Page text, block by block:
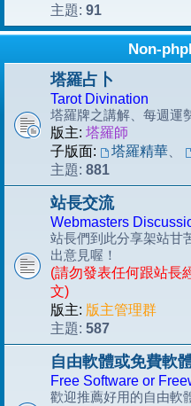
主題: 91
Non-
塔羅占卜
Tarot Divination
塔羅牌之講解、每週運
版主: 塔羅師
子版面:
塔羅精華、
主題: 881
站長交流
Webmasters
站長們到此分享架站甘
出意見喔！
(請勿發表任何跟站長
文)
版主: 版主管理群
主題: 587
自由軟體或免費軟
Free Software or
歡迎推薦好用的自由軟